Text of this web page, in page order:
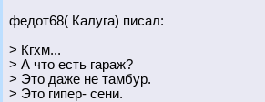
федот68( Калуга) писал:
> Кгхм...
> А что есть гараж?
> Это даже не тамбур.
> Это гипер- сени.